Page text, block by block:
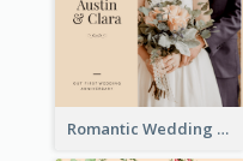
Romantic Wedding Anniversary Photo Book